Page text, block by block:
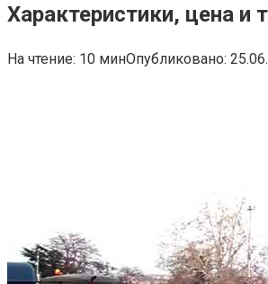
Характеристики, цена и
На чтение: 10 минОпубликовано: